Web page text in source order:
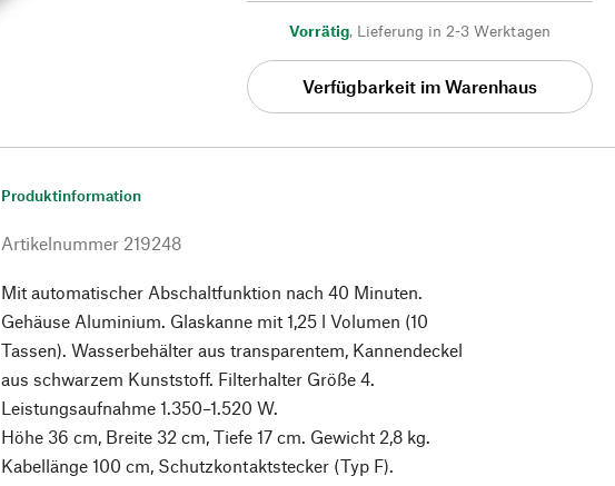
Vorrätig, Lieferung in 2-3 Werktagen
Verfügbarkeit im Warenhaus
Produktinformation
Artikelnummer 219248
Mit automatischer Abschaltfunktion nach 40 Minuten.
Gehäuse Aluminium. Glaskanne mit 1,25 l Volumen (10
Tassen). Wasserbehälter aus transparentem, Kannendeckel
aus schwarzem Kunststoff. Filterhalter Größe 4.
Leistungsaufnahme 1.350–1.520 W.
Höhe 36 cm, Breite 32 cm, Tiefe 17 cm. Gewicht 2,8 kg.
Kabellänge 100 cm, Schutzkontaktstecker (Typ F).